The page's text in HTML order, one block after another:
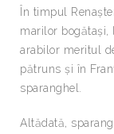
În timpul
marilor bogătaşi,
arabilor meritul
pătruns şi în
sparanghel.
Altădată,